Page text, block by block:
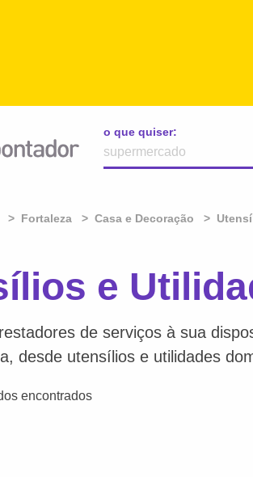
o que quiser:
Fortaleza Casa e Decoração
e
de serviços à sua
desde utensílios e utilidades
encontrados